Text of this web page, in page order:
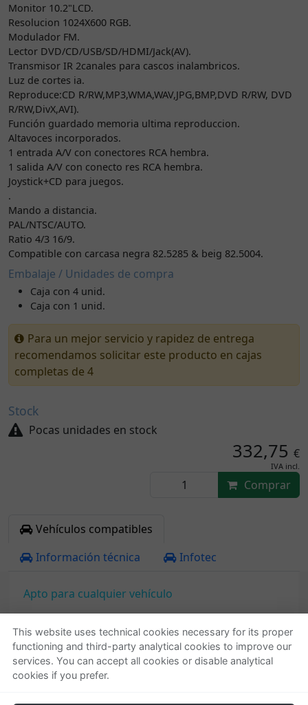
Monitor 10.2"LCD.
Resolucion 1024X600 RGB.
Modulador FM.
Lector DVD/CD/USB/SD/HDMI/Jack(AV).
Transmisor IR 2canales para cascos inalambricos.
Luz de cortes ia.
Reproduce:CD R/RW,MP3,WMA,WAV,JPG,BMP,DVD R/RW, DVD
R/RW,DivX,AVI).
Función guardado memoria ultima reproduccion.
Altavoces incorporados.
1 entrada A/V con conectores RCA hembra.
1 salida A/V con conecto res RCA hembra.
Joystick+CD para juegos.
.
Mando a distancia.
PAL/NTSC/AUTO.
Ratio 4/3 16/9.
Compatible con carcasa negra 82.5285 & beig 82.5004.
Embalaje / Unidades de compra
Caja con 4 unid.
Caja con 1 unid.
Para un mejor servicio y rapidez de entrega
recomendamos solicitar este producto en cajas
completas de 4
Stock
Pocas unidades en stock
332,75 €
IVA incl.
Comprar
Vehículos compatibles
Información técnica
Infotec
Apto para cualquier vehículo
Quienes somos
Empresa
Ayuda
This website uses technical cookies necessary for its proper
functioning and third-party analytical cookies to improve our
services. You can accept all cookies or disable analytical
cookies if you prefer.